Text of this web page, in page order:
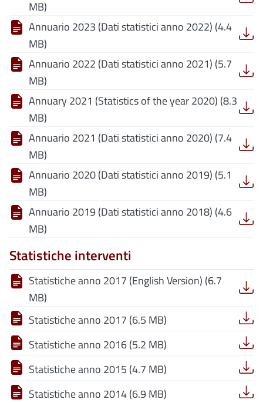
MB)
Annuario 2023 (Dati statistici anno 2022) (4.4
MB)
Annuario 2022 (Dati statistici anno 2021) (5.7
MB)
Annuary 2021 (Statistics of the year 2020) (8.3
MB)
Annuario 2021 (Dati statistici anno 2020) (7.4
MB)
Annuario 2020 (Dati statistici anno 2019) (5.1
MB)
Annuario 2019 (Dati statistici anno 2018) (4.6
MB)
Statistiche interventi
Statistiche anno 2017 (English Version) (6.7
MB)
Statistiche anno 2017 (6.5 MB)
Statistiche anno 2016 (5.2 MB)
Statistiche anno 2015 (4.7 MB)
Statistiche anno 2014 (6.9 MB)